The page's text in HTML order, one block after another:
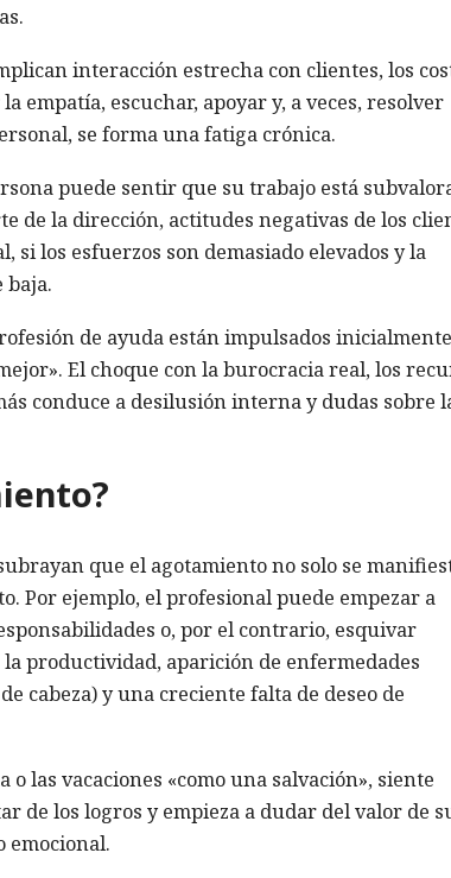
interacción estrecha con clientes, los
empatía, escuchar, apoyar y, a veces, resolver
se forma una fatiga crónica.
puede sentir que su trabajo está
de la dirección, actitudes negativas de los
si los esfuerzos son demasiado elevados y la
de ayuda están impulsados
El choque con la burocracia real, los
conduce a desilusión interna y dudas sobre
que el agotamiento no solo se
Por ejemplo, el profesional puede empezar a
o, por el contrario, esquivar
productividad, aparición de enfermedades
cabeza) y una creciente falta de deseo de
las vacaciones «como una salvación», siente
de los logros y empieza a dudar del valor de
emocional.